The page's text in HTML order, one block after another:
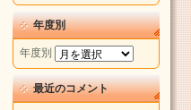
年度別
年度別
最近のコメント